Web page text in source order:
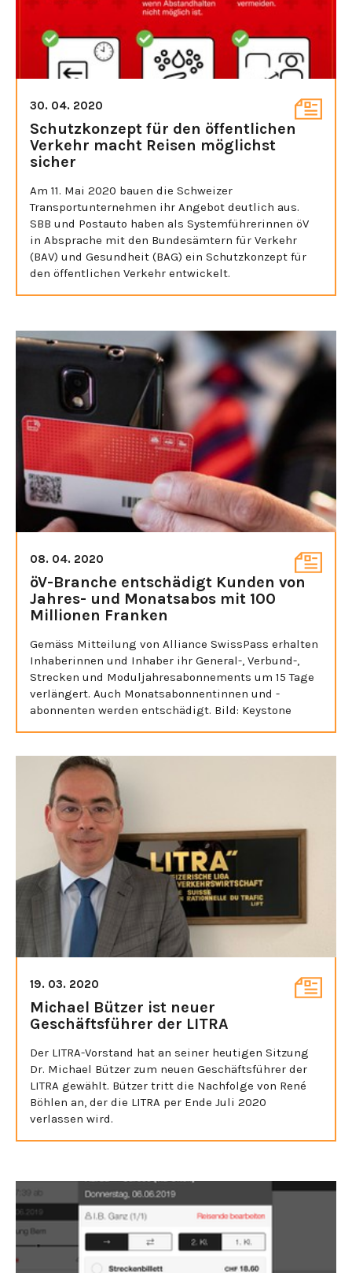
30. 04. 2020
Schutzkonzept für den öffentlichen
Verkehr macht Reisen möglichst
sicher
Am 11. Mai 2020 bauen die Schweizer
Transportunternehmen ihr Angebot deutlich aus.
SBB und Postauto haben als Systemführerinnen öV
in Absprache mit den Bundesämtern für Verkehr
(BAV) und Gesundheit (BAG) ein Schutzkonzept für
den öffentlichen Verkehr entwickelt.
08. 04. 2020
öV-Branche entschädigt Kunden von
Jahres- und Monatsabos mit 100
Millionen Franken
Gemäss Mitteilung von Alliance SwissPass erhalten
Inhaberinnen und Inhaber ihr General-, Verbund-,
Strecken und Moduljahresabonnements um 15 Tage
verlängert. Auch Monatsabonnentinnen und -
abonnenten werden entschädigt. Bild: Keystone
19. 03. 2020
Michael Bützer ist neuer
Geschäftsführer der LITRA
Der LITRA-Vorstand hat an seiner heutigen Sitzung
Dr. Michael Bützer zum neuen Geschäftsführer der
LITRA gewählt. Bützer tritt die Nachfolge von René
Böhlen an, der die LITRA per Ende Juli 2020
verlassen wird.